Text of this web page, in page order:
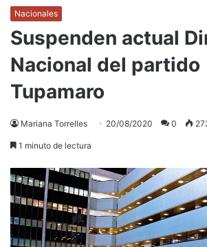
Nacionales
Suspenden actual
Nacional del partido
Tupamaro
Mariana Torrelles 20/08/2020 0
1 minuto de lectura